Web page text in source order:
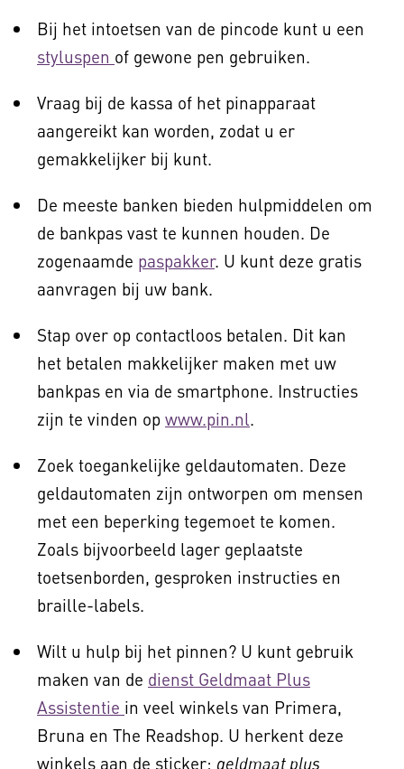
Bij het intoetsen van de pincode kunt u een
styluspen of gewone pen gebruiken.
Vraag bij de kassa of het pinapparaat
aangereikt kan worden, zodat u er
gemakkelijker bij kunt.
De meeste banken bieden hulpmiddelen om
de bankpas vast te kunnen houden. De
zogenaamde paspakker. U kunt deze gratis
aanvragen bij uw bank.
Stap over op contactloos betalen. Dit kan
het betalen makkelijker maken met uw
bankpas en via de smartphone. Instructies
zijn te vinden op www.pin.nl.
Zoek toegankelijke geldautomaten. Deze
geldautomaten zijn ontworpen om mensen
met een beperking tegemoet te komen.
Zoals bijvoorbeeld lager geplaatste
toetsenborden, gesproken instructies en
braille-labels.
Wilt u hulp bij het pinnen? U kunt gebruik
maken van de dienst Geldmaat Plus
Assistentie in veel winkels van Primera,
Bruna en The Readshop. U herkent deze
winkels aan de sticker: geldmaat plus